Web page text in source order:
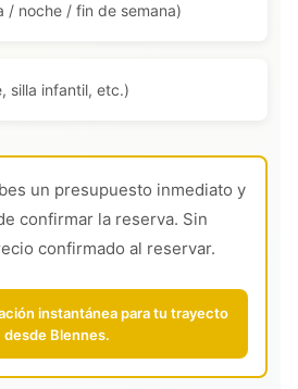
/ noche / fin de semana)
silla infantil, etc.)
un presupuesto inmediato y
confirmar la reserva. Sin
confirmado al reservar.
instantánea para tu trayecto
desde Blennes.